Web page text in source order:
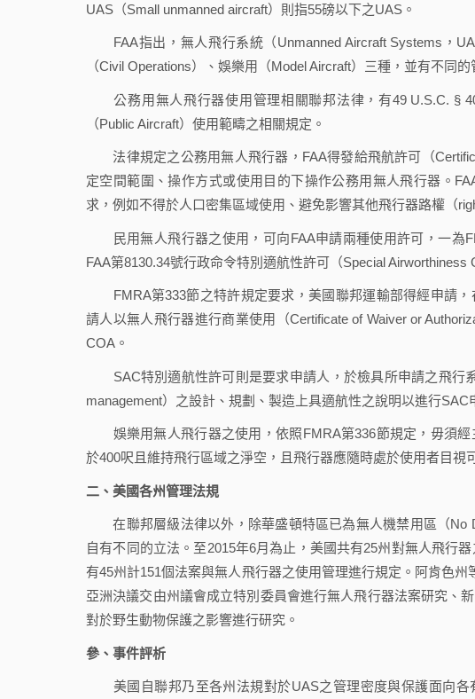
UAS（Small unmanned aircraft）則指55磅以下之UAS。
FAA指出，無人飛行系統（Unmanned Aircraft Systems，
（Civil Operations）、娛樂用（Model Aircraft）三種，並有不同的
公務用無人飛行器使用管理相關聯邦法律，有49 U.S.C. §
（Public Aircraft）使用範疇之相關規定。
法律規定之公務用無人飛行器，FAA得發給飛航許可（
定空間範圍、操作方式或使用目的下操作公務用無人飛行器。
求，例如不得於人口密集區域使用、避免影響其他飛行器路權（
民用無人飛行器之使用，可向FAA申請兩種使用許可，一為
FAA第8130.34號行政命令特別適航性許可（Special Airworthiness
FMRA第333節之特許規定要求，美國聯邦運輸部得經申請，
請人以無人飛行器進行商業使用（Certificate of Waiver or
COA。
SAC特別適航性許可則是要求申請人，於檢具所申請之飛行
management）之設計、規劃、製造上具適航性之說明以進行SAC
娛樂用無人飛行器之使用，依照FMRA第336節規定，毋須經
於400呎且維持飛行區域之淨空，且飛行器應隨時處於使用者目視
二、美國各州管理法規
在聯邦層級法律以外，除華盛頓特區已為無人機禁用區（No
自有不同的立法。至2015年6月為止，美國共有25州對無人飛行
有45州計151個法案與無人飛行器之使用管理進行規定。阿肯色
亞洲決議交由州議會成立特別委員會進行無人飛行器法案研究、
對於野生動物保護之影響進行研究。
參、事件評析
美國自聯邦乃至各州法規對於UAS之管理密度與保護面向各